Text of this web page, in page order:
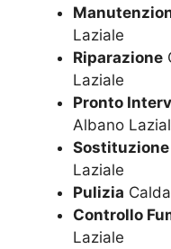
Laziale
Riparazione
Laziale
Pronto
Albano
Sostituzione
Laziale
Pulizia
Controllo
Laziale